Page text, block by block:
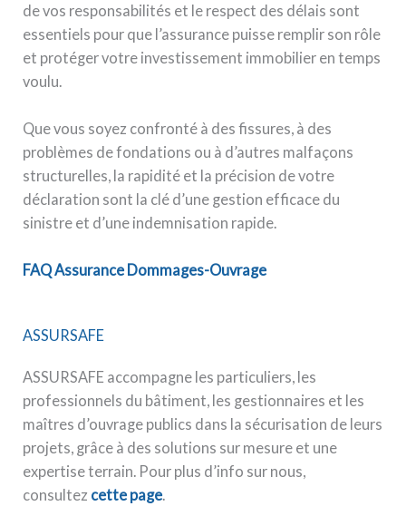
de vos responsabilités et le respect des délais sont
essentiels pour que l’assurance puisse remplir son rôle
et protéger votre investissement immobilier en temps
voulu.
Que vous soyez confronté à des fissures, à des
problèmes de fondations ou à d’autres malfaçons
structurelles, la rapidité et la précision de votre
déclaration sont la clé d’une gestion efficace du
sinistre et d’une indemnisation rapide.
FAQ Assurance Dommages-Ouvrage
ASSURSAFE
ASSURSAFE accompagne les particuliers, les
professionnels du bâtiment, les gestionnaires et les
maîtres d’ouvrage publics dans la sécurisation de leurs
projets, grâce à des solutions sur mesure et une
expertise terrain. Pour plus d’info sur nous,
consultez cette page.